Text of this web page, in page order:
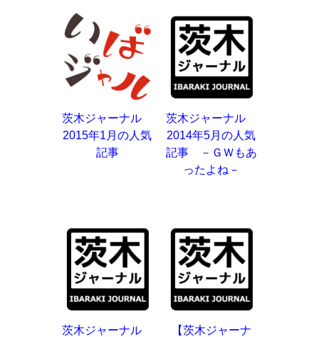
茨木ジャーナル
2015年1月の人気
記事
茨木ジャーナル
2014年5月の人気
記事 －ＧＷもあ
ったよね－
茨木ジャーナル
【茨木ジャーナ